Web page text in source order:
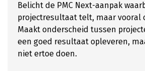
Belicht de PMC Next-aanpak
projectresultaat telt, maar vooral
Maakt onderscheid tussen
een goed resultaat opleveren,
niet ertoe doen.